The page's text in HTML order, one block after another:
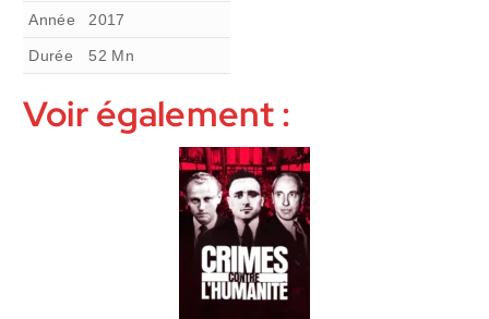
Année 2017
Durée 52 Mn
Voir également :